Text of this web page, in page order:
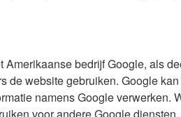
bedrijf Google, als
de website gebruiken. Google
namens Google